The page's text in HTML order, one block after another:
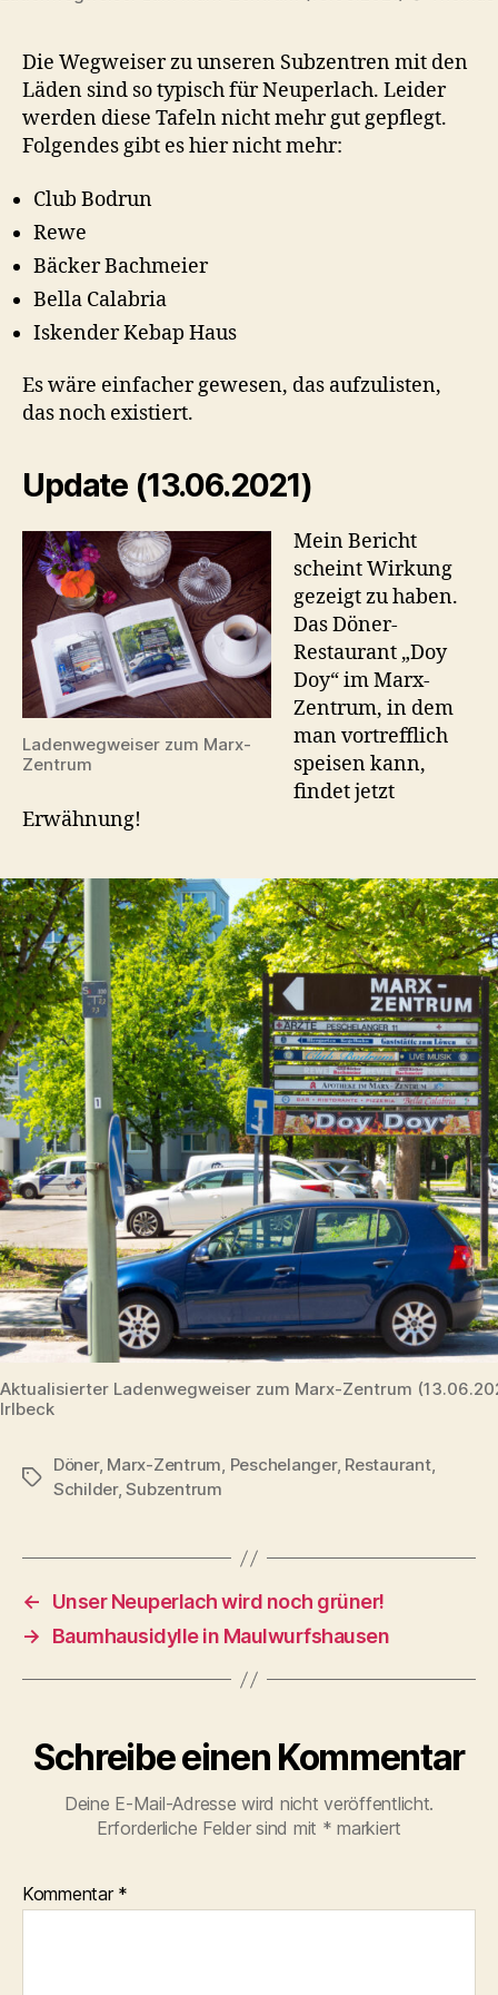
Die Wegweiser zu unseren Subzentren mit den
Läden sind so typisch für Neuperlach. Leider
werden diese Tafeln nicht mehr gut gepflegt.
Folgendes gibt es hier nicht mehr:
Club Bodrun
Rewe
Bäcker Bachmeier
Bella Calabria
Iskender Kebap Haus
Es wäre einfacher gewesen, das aufzulisten,
das noch existiert.
Update (13.06.2021)
Ladenwegweiser zum Marx-
Zentrum
Mein Bericht
scheint Wirkung
gezeigt zu haben.
Das Döner-
Restaurant „Doy
Doy“ im Marx-
Zentrum, in dem
man vortrefflich
speisen kann,
findet jetzt
Erwähnung!
Aktualisierter Ladenwegweiser zum Marx-Zentrum
Irlbeck
Schlagwörter
Döner, Marx-Zentrum, Peschelanger, Restaurant,
Schilder,Subzentrum
←
Unser Neuperlach wird noch grüner!
→
Baumhausidylle in Maulwurfshausen
Schreibe einen Kommentar
Deine E-Mail-Adresse wird nicht veröffentlicht.
Erforderliche Felder sind mit * markiert
Kommentar *